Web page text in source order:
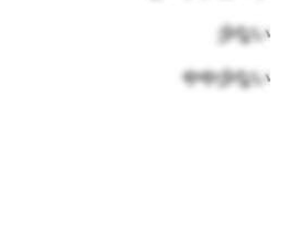
少ない
やや少ない